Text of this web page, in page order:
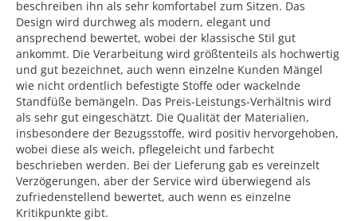
beschreiben ihn als sehr komfortabel zum Sitzen. Das
Design wird durchweg als modern, elegant und
ansprechend bewertet, wobei der klassische Stil gut
ankommt. Die Verarbeitung wird größtenteils als hochwertig
und gut bezeichnet, auch wenn einzelne Kunden Mängel
wie nicht ordentlich befestigte Stoffe oder wackelnde
Standfüße bemängeln. Das Preis-Leistungs-Verhältnis wird
als sehr gut eingeschätzt. Die Qualität der Materialien,
insbesondere der Bezugsstoffe, wird positiv hervorgehoben,
wobei diese als weich, pflegeleicht und farbecht
beschrieben werden. Bei der Lieferung gab es vereinzelt
Verzögerungen, aber der Service wird überwiegend als
zufriedenstellend bewertet, auch wenn es einzelne
Kritikpunkte gibt.